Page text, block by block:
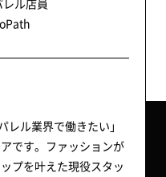
ル業界で働きたい」
です。ファッションが
プを叶えた現役スタッ